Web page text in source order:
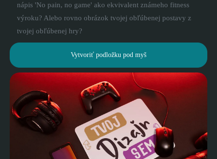
nápis 'No pain, no game' ako ekvivalent známeho fitness
výroku? Alebo rovno obrázok tvojej obľúbenej postavy z
tvojej obľúbenej hry?
Vytvoriť podložku pod myš